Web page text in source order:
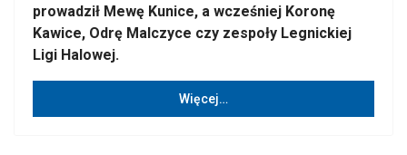
prowadził Mewę Kunice, a wcześniej Koronę
Kawice, Odrę Malczyce czy zespoły Legnickiej
Ligi Halowej.
Więcej…